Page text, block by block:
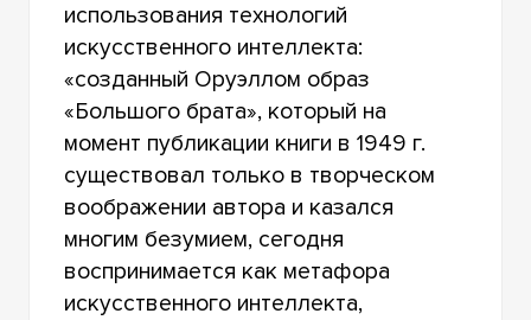
использования технологий
искусственного интеллекта:
«созданный Оруэллом образ
«Большого брата», который на
момент публикации книги в 1949 г.
существовал только в творческом
воображении автора и казался
многим безумием, сегодня
воспринимается как метафора
искусственного интеллекта,